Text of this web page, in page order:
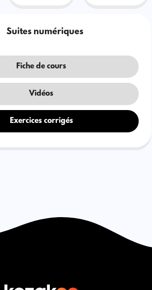
Suites numériques
Fiche de cours
Vidéos
Exercices corrigés